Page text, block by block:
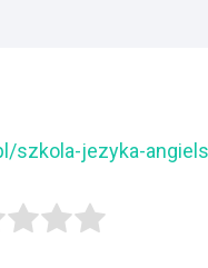
szkola-jezyka-